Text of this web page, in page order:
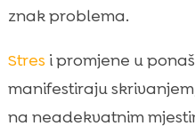
znak problema.
Stres i promjene u
manifestiraju
na neadekvatnim